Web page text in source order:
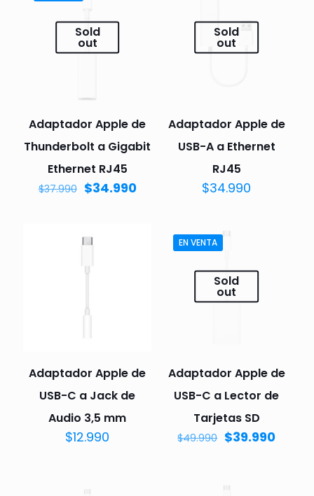
Sold
out
Adaptador Apple de
Thunderbolt a Gigabit
Ethernet RJ45
$37.990 $34.990
Sold
out
Adaptador Apple de
USB-A a Ethernet
RJ45
$34.990
Adaptador Apple de
USB-C a Jack de
Audio 3,5 mm
$12.990
EN VENTA
Sold
out
Adaptador Apple de
USB-C a Lector de
Tarjetas SD
$49.990 $39.990